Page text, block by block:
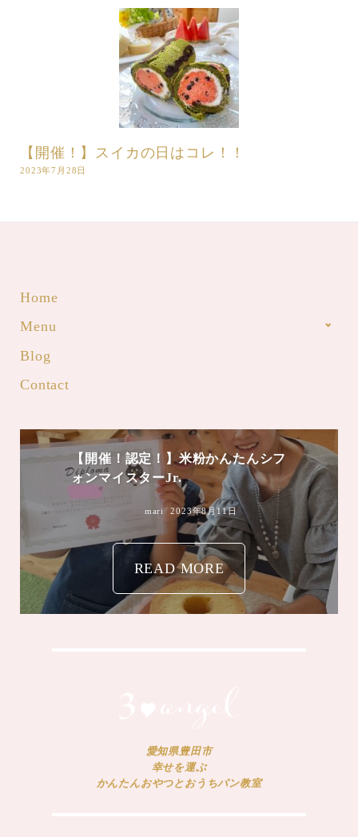
【開催！】スイカの日はコレ！！
2023年7月28日
Home
Menu
Blog
Contact
【開催！認定！】米粉かんたんシフ
ォンマイスターJr.
mari 2023年8月11日
READ MORE
愛知県豊田市
幸せを運ぶ
かんたんおやつとおうちパン教室